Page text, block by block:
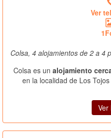
Ver
Colsa, 4 alojamientos de 2 a 4
Colsa es un alojamiento
en la localidad de Los
Ver